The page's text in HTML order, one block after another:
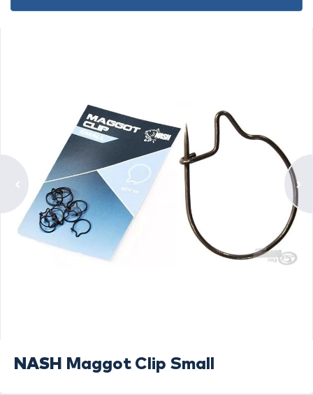
NASH Maggot Clip Small